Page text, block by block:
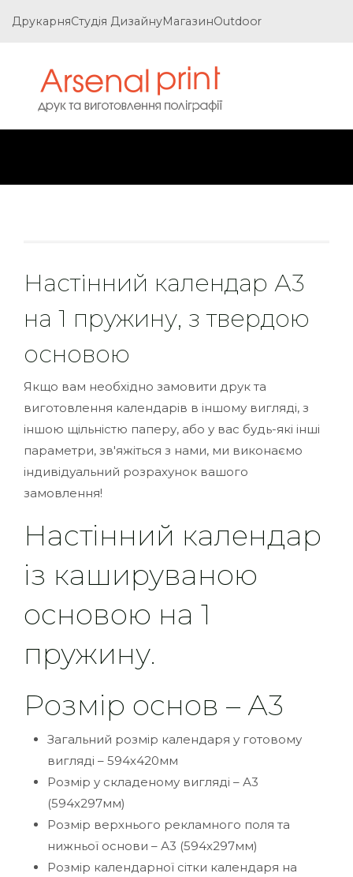
ДрукарняСтудія ДизайнуМагазинOutdoor
Настінний календар А3
на 1 пружину, з твердою
основою
Якщо вам необхідно замовити друк та
виготовлення календарів в іншому вигляді, з
іншою щільністю паперу, або у вас будь-які інші
параметри, зв'яжіться з нами, ми виконаємо
індивідуальний розрахунок вашого
замовлення!
Настінний календар
із кашируваною
основою на 1
пружину.
Розмір основ – А3
Загальний розмір календаря у готовому
вигляді – 594х420мм
Розмір у складеному вигляді – А3
(594х297мм)
Розмір верхнього рекламного поля та
нижньої основи – А3 (594х297мм)
Розмір календарної сітки календаря на